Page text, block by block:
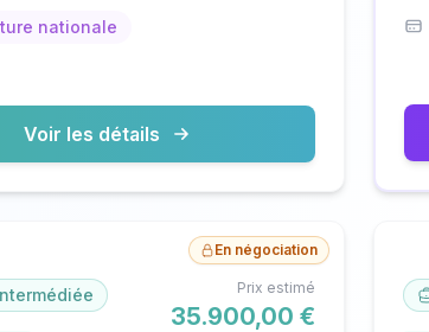
nationale
Voir les détails
En négociation
Prix estimé
35.900,00 €